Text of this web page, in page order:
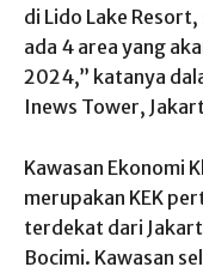
di Lido Lake
ada 4 area yang
2024,” katanya
Inews Tower,
Kawasan Ekonomi
merupakan KEK
terdekat dari
Bocimi. Kawasan